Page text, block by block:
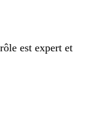
est expert et